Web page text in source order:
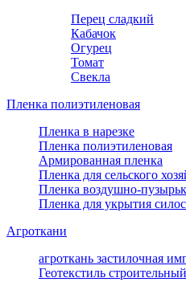
Перец сладкий
Кабачок
Огурец
Томат
Свекла
Пленка полиэтиленовая
Пленка в нарезке
Пленка полиэтиленовая
Армированная пленка
Пленка для сельского
Пленка воздушно-
Пленка для укрытия
Агроткани
агроткань застилочная
Геотекстиль